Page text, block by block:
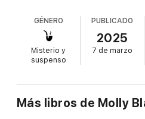
Oder haben sie es mit einem
„Molly Black hat einen fesselnden
Teil der Reihe zu lesen!”
GÉNERO
Misterio y
suspenso
PUBLICADO
2025
7 de marzo
Más libros de Molly